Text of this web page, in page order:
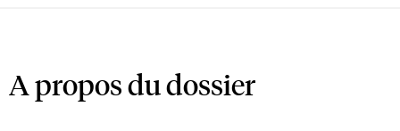
A propos du dossier